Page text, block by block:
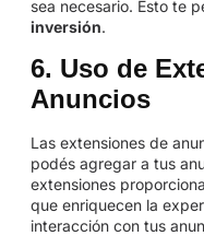
sea necesario. Esto te
inversión.
6. Uso de
Anuncios
Las extensiones de
podés agregar a tus
extensiones
que enriquecen la
interacción con tus